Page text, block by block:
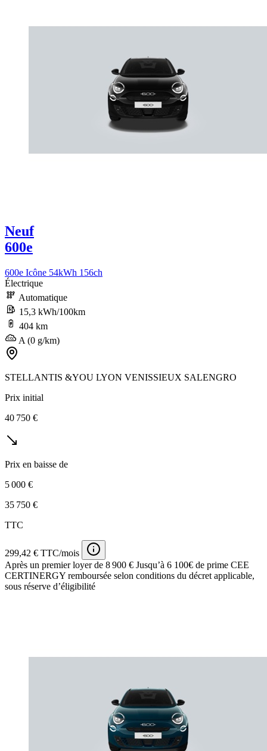
Neuf
600e
600e Icône 54kWh 156ch
Électrique
Automatique
15,3 kWh/100km
404 km
A (0 g/km)
STELLANTIS &YOU LYON VENISSIEUX SALENGRO
Prix initial
40 750 €
Prix en baisse de
5 000 €
35 750 €
TTC
299,42 € TTC/mois
Après un premier loyer de 8 900 € Jusqu’à 6 100€ de prime CEE
CERTINERGY remboursée selon conditions du décret applicable,
sous réserve d’éligibilité